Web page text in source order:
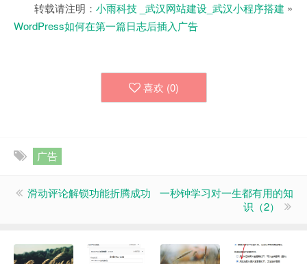
转载请注明： 小雨科技 _武汉网站建设_武汉小程序搭建 »
WordPress如何在第一篇日志后插入广告
喜欢 (0)
广告
滑动评论解锁功能折腾成功
一秒钟学习对一生都有用的知
识（2）